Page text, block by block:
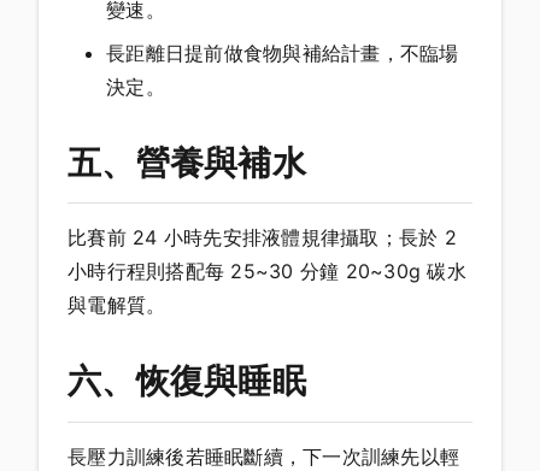
變速。
長距離日提前做食物與補給計畫，不臨場
決定。
五、營養與補水
比賽前 24 小時先安排液體規律攝取；長於 2
小時行程則搭配每 25~30 分鐘 20~30g 碳水
與電解質。
六、恢復與睡眠
長壓力訓練後若睡眠斷續，下一次訓練先以輕